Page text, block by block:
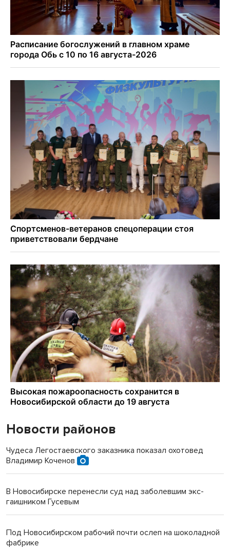
Новости районов
Чудеса Легостаевского заказника показал охотовед
Владимир Коченов
В Новосибирске перенесли суд над заболевшим экс-
гаишником Гусевым
Под Новосибирском рабочий почти ослеп на шоколадной
фабрике